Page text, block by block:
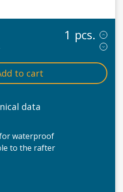
was: 20,15 €.
is: 14,96 €.
pcs.
to cart
data
waterproof
to the rafter